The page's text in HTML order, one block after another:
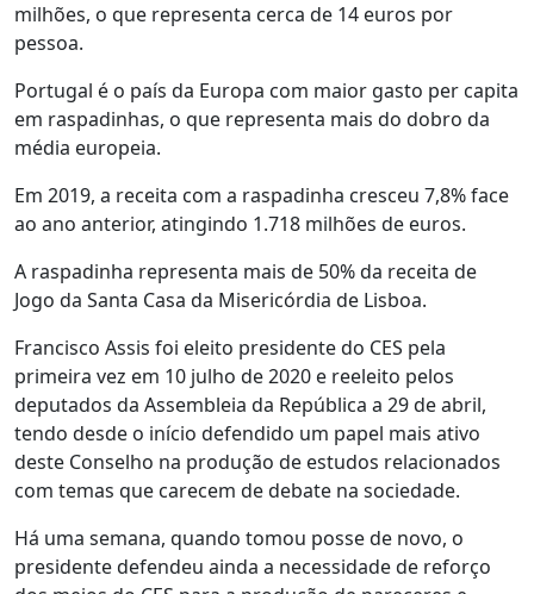
milhões, o que representa cerca de 14 euros por
pessoa.
Portugal é o país da Europa com maior gasto per capita
em raspadinhas, o que representa mais do dobro da
média europeia.
Em 2019, a receita com a raspadinha cresceu 7,8% face
ao ano anterior, atingindo 1.718 milhões de euros.
A raspadinha representa mais de 50% da receita de
Jogo da Santa Casa da Misericórdia de Lisboa.
Francisco Assis foi eleito presidente do CES pela
primeira vez em 10 julho de 2020 e reeleito pelos
deputados da Assembleia da República a 29 de abril,
tendo desde o início defendido um papel mais ativo
deste Conselho na produção de estudos relacionados
com temas que carecem de debate na sociedade.
Há uma semana, quando tomou posse de novo, o
presidente defendeu ainda a necessidade de reforço